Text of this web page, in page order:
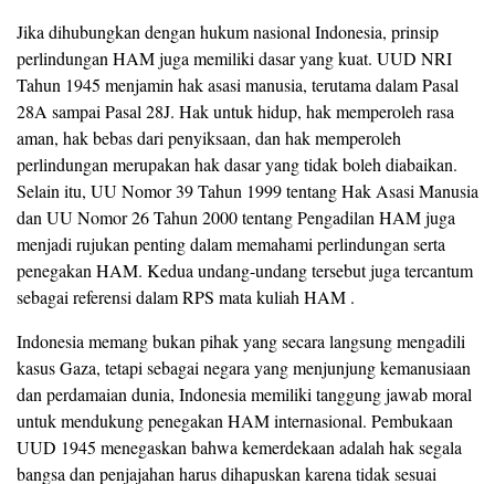
Jika dihubungkan dengan hukum nasional Indonesia, prinsip
perlindungan HAM juga memiliki dasar yang kuat. UUD NRI
Tahun 1945 menjamin hak asasi manusia, terutama dalam Pasal
28A sampai Pasal 28J. Hak untuk hidup, hak memperoleh rasa
aman, hak bebas dari penyiksaan, dan hak memperoleh
perlindungan merupakan hak dasar yang tidak boleh diabaikan.
Selain itu, UU Nomor 39 Tahun 1999 tentang Hak Asasi Manusia
dan UU Nomor 26 Tahun 2000 tentang Pengadilan HAM juga
menjadi rujukan penting dalam memahami perlindungan serta
penegakan HAM. Kedua undang-undang tersebut juga tercantum
sebagai referensi dalam RPS mata kuliah HAM .
Indonesia memang bukan pihak yang secara langsung mengadili
kasus Gaza, tetapi sebagai negara yang menjunjung kemanusiaan
dan perdamaian dunia, Indonesia memiliki tanggung jawab moral
untuk mendukung penegakan HAM internasional. Pembukaan
UUD 1945 menegaskan bahwa kemerdekaan adalah hak segala
bangsa dan penjajahan harus dihapuskan karena tidak sesuai